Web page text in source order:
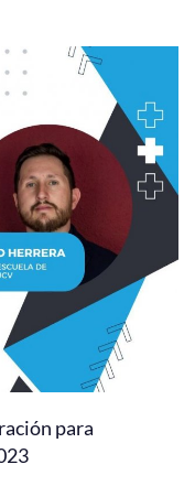
para